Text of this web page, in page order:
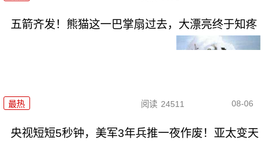
五箭齐发！熊猫这一巴掌扇过去，大漂亮终于知疼
最热 阅读 24511 08-06
央视短短5秒钟，美军3年兵推一夜作废！亚太变天